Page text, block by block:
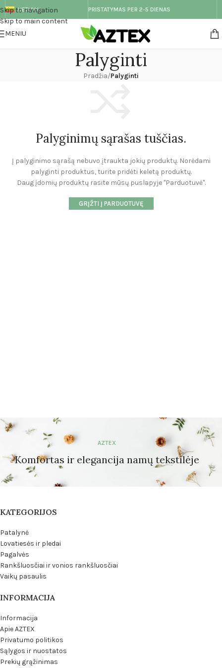
Skip to navigation
Skip to main content
LIETUVIŲ PRISTATYMAS PER 2-5 DIENAS
MENIU
Palyginti
Pradžia/Palyginti
Palyginimų sąrašas tuščias.
Į palyginimo sąrašą nebuvo įtraukta jokių produktų. Norėdami
palyginti produktus, turite pridėti keletą produktų.
Daug įdomių produktų rasite mūsų puslapyje "Parduotuvė".
GRĮŽTI Į PARDUOTUVĘ
AZTEX
Komfortas ir elegancija namų tekstilėje
KATEGORIJOS
Patalynė
Lovatiesės ir pledai
Pagalvės
Rankšluosčiai ir vonios rankšluosčiai
Vaikų pasaulis
INFORMACIJA
Informacija
Apie AZTEX
Privatumo politikos
Sąlygos ir nuostatos
Prekių grąžinimas